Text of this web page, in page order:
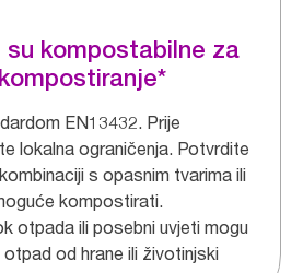
su kompostabilne za
EN13432. Prije
lokalna ograničenja. Potvrdite
s opasnim tvarima ili
kompostirati.
otpada ili posebni uvjeti mogu
od hrane ili životinjski